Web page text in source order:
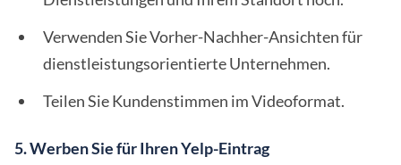
Verwenden Sie Vorher-Nachher-Ansichten für
dienstleistungsorientierte Unternehmen.
Teilen Sie Kundenstimmen im Videoformat.
5. Werben Sie für Ihren Yelp-Eintrag